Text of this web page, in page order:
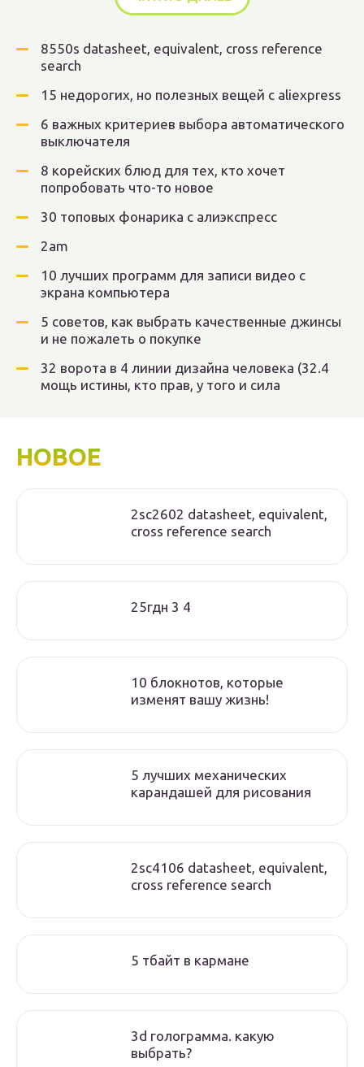
8550s datasheet, equivalent, cross reference
search
15 недорогих, но полезных вещей с aliexpress
6 важных критериев выбора автоматического
выключателя
8 корейских блюд для тех, кто хочет
попробовать что-то новое
30 топовых фонарика с алиэкспресс
2am
10 лучших программ для записи видео с
экрана компьютера
5 советов, как выбрать качественные джинсы
и не пожалеть о покупке
32 ворота в 4 линии дизайна человека (32.4
мощь истины, кто прав, у того и сила
НОВОЕ
2sc2602 datasheet, equivalent,
cross reference search
25гдн 3 4
10 блокнотов, которые
изменят вашу жизнь!
5 лучших механических
карандашей для рисования
2sc4106 datasheet, equivalent,
cross reference search
5 тбайт в кармане
3d голограмма. какую
выбрать?